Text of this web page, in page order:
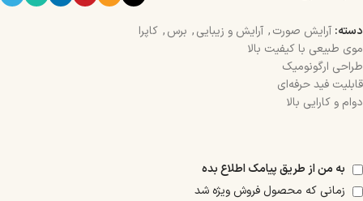
دسته: آرایش صورت, آرایش و زیبایی, برس, کاپرا
موی طبیعی با کیفیت بالا
طراحی ارگونومیک
قابلیت فید حرفه‌ای
دوام و کارایی بالا
به من از طریق پیامک اطلاع بده
زمانی که محصول فروش ویژه شد